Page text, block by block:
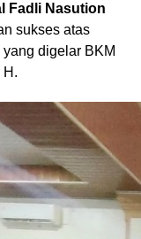
Fadli Nasution
sukses atas
digelar BKM
H.